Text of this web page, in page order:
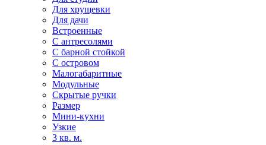
Для хрущевки
Для дачи
Встроенные
С антресолями
С барной стойкой
С островом
Малогабаритные
Модульные
Скрытые ручки
Размер
Мини-кухни
Узкие
3 кв. м.